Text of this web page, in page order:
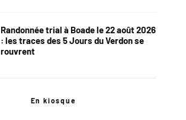
Randonnée trial à Boade le 22 août 2026
: les traces des 5 Jours du Verdon se
rouvrent
En kiosque